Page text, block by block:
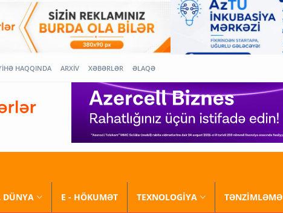
HAQQINDA ARXİV XƏBƏRLƏR ƏLAQƏ
DÜNYA E - HÖKUMƏT TEXNOLOGİYA TƏNZİMLƏMƏ